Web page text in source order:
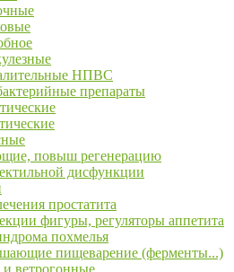
НПВС
препараты
повыш регенерацию
дисфункции
простатита
фигуры, регуляторы аппетита
похмелья
пищеварение (ферменты...)